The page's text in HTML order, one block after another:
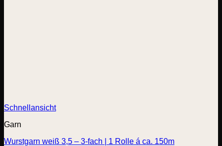
Schnellansicht
Garn
Wurstgarn weiß 3,5 – 3-fach | 1 Rolle á ca. 150m